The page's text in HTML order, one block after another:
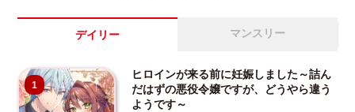
デイリー マンスリー
1
ヒロインが来る前に妊娠しました～詰ん
だはずの悪役令嬢ですが、どうやら違う
ようです～